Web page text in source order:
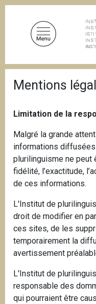
D
f
a
n
a
i
g
a
i
o
Mentions
Limitation de la
Malgré la grande
informations
plurilinguisme ne peut
fidélité, l’exactitude,
de ces informations.
L'Institut de
droit de modifier en
ces sites, de les
temporairement la
avertissement
L'Institut de
responsable des
qui pourraient être